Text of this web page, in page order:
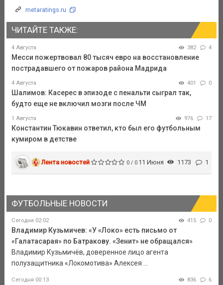
metaratings.ru
ЧИТАЙТЕ ТАКЖЕ:
4 Августа 382 4
Месси пожертвовал 80 тысяч евро на восстановление
пострадавшего от пожаров района Мадрида
4 Августа 401 0
Шалимов: Касерес в эпизоде с пенальти сыграл так,
будто еще не включил мозги после ЧМ
1 Августа 976 17
Константин Тюкавин ответил, кто был его футбольным
кумиром в детстве
Лента новостей 0 / 0 11 Июня 1173 1
ФУТБОЛЬНЫЕ НОВОСТИ
Сегодня 02:02 415 0
Владимир Кузьмичев: «У «Локо» есть письмо от
«Галатасарая» по Батракову. «Зенит» не обращался»
Владимир Кузьмичёв, доверенное лицо агента
полузащитника «Локомотива» Алексея ...
Сегодня 00:13 836 6